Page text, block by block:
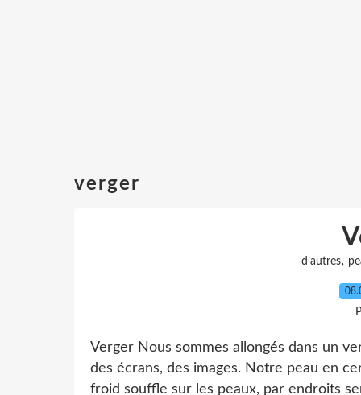
verger
d’autres,
Verger Nous sommes allongés dans un
des écrans, des images. Notre peau en
froid souffle sur les peaux, par endroits